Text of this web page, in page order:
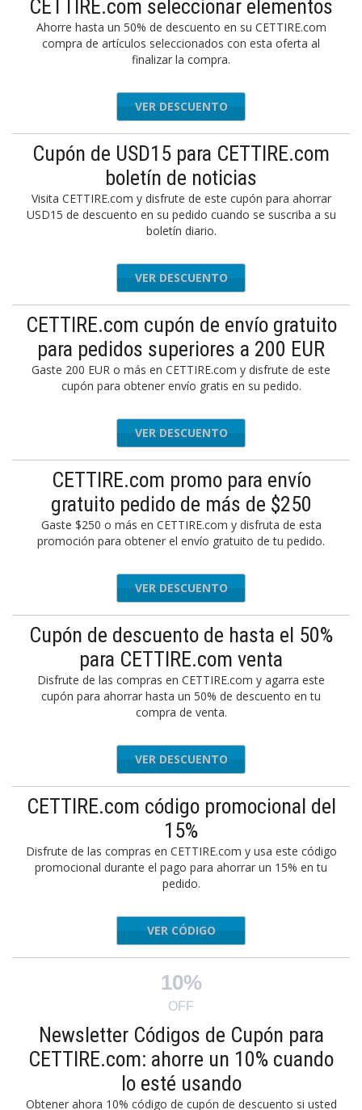
CETTIRE.com seleccionar elementos
Ahorre hasta un 50% de descuento en su CETTIRE.com
compra de artículos seleccionados con esta oferta al
finalizar la compra.
VER DESCUENTO
Cupón de USD15 para CETTIRE.com
boletín de noticias
Visita CETTIRE.com y disfrute de este cupón para ahorrar
USD15 de descuento en su pedido cuando se suscriba a su
boletín diario.
VER DESCUENTO
CETTIRE.com cupón de envío gratuito
para pedidos superiores a 200 EUR
Gaste 200 EUR o más en CETTIRE.com y disfrute de este
cupón para obtener envío gratis en su pedido.
VER DESCUENTO
CETTIRE.com promo para envío
gratuito pedido de más de $250
Gaste $250 o más en CETTIRE.com y disfruta de esta
promoción para obtener el envío gratuito de tu pedido.
VER DESCUENTO
Cupón de descuento de hasta el 50%
para CETTIRE.com venta
Disfrute de las compras en CETTIRE.com y agarra este
cupón para ahorrar hasta un 50% de descuento en tu
compra de venta.
VER DESCUENTO
CETTIRE.com código promocional del
15%
Disfrute de las compras en CETTIRE.com y usa este código
promocional durante el pago para ahorrar un 15% en tu
pedido.
JAN15
VER CÓDIGO
10%
OFF
Newsletter Códigos de Cupón para
CETTIRE.com: ahorre un 10% cuando
lo esté usando
Obtener ahora 10% código de cupón de descuento si usted